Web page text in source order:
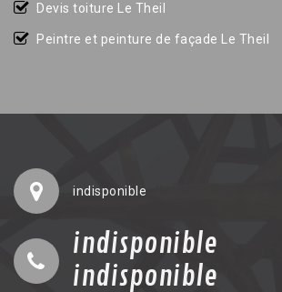
Devis toiture Le Theil
Peintre et peinture de façade Le Theil
indisponible
indisponible
indisponible